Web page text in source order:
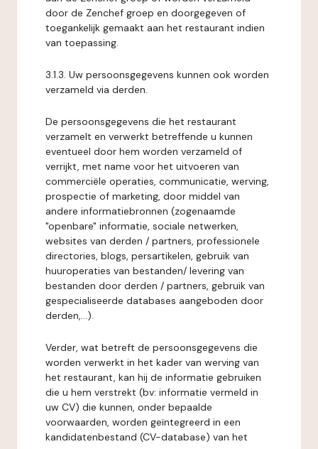
door de Zenchef groep en doorgegeven of
toegankelijk gemaakt aan het restaurant indien
van toepassing.
3.1.3. Uw persoonsgegevens kunnen ook worden
verzameld via derden.
De persoonsgegevens die het restaurant
verzamelt en verwerkt betreffende u kunnen
eventueel door hem worden verzameld of
verrijkt, met name voor het uitvoeren van
commerciële operaties, communicatie, werving,
prospectie of marketing, door middel van
andere informatiebronnen (zogenaamde
"openbare" informatie, sociale netwerken,
websites van derden / partners, professionele
directories, blogs, persartikelen, gebruik van
huuroperaties van bestanden/ levering van
bestanden door derden / partners, gebruik van
gespecialiseerde databases aangeboden door
derden,...).
Verder, wat betreft de persoonsgegevens die
worden verwerkt in het kader van werving van
het restaurant, kan hij de informatie gebruiken
die u hem verstrekt (bv: informatie vermeld in
uw CV) die kunnen, onder bepaalde
voorwaarden, worden geïntegreerd in een
kandidatenbestand (CV-database) van het